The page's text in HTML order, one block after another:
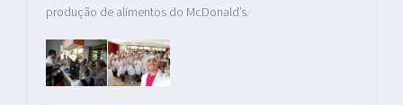
produção de alimentos do McDonald’s.